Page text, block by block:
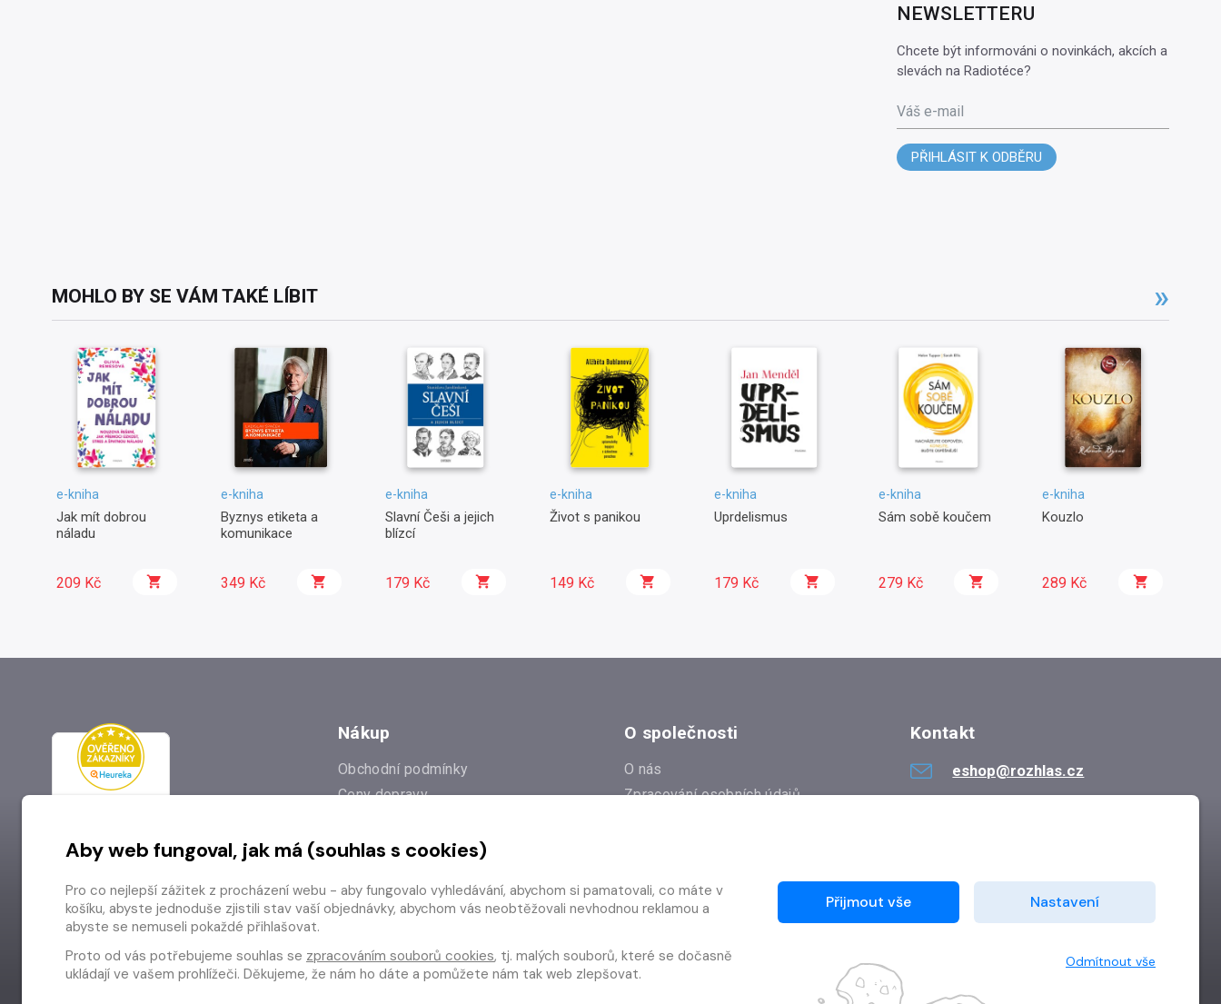
NEWSLETTERU
Chcete být informováni o novinkách, akcích a
slevách na Radiotéce?
Váš e-mail
PŘIHLÁSIT K ODBĚRU
MOHLO BY SE VÁM TAKÉ LÍBIT
e-kniha
Jak mít dobrou
náladu
209 Kč
e-kniha
Byznys etiketa a
komunikace
349 Kč
e-kniha
Slavní Češi a jejich
blízcí
179 Kč
e-kniha
Život s panikou
149 Kč
e-kniha
Uprdelismus
179 Kč
e-kniha
Sám sobě koučem
279 Kč
e-kniha
Kouzlo
289 Kč
Nákup
Obchodní podmínky
Ceny dopravy
Prodejna
Odstoupení od smlouvy
O společnosti
O nás
Zpracování osobních údajů
Kontakt
eshop@rozhlas.cz
Aby web fungoval, jak má (souhlas s cookies)
Pro co nejlepší zážitek z procházení webu - aby fungovalo vyhledávání, abychom si pamatovali, co máte v
košíku, abyste jednoduše zjistili stav vaší objednávky, abychom vás neobtěžovali nevhodnou reklamou a
abyste se nemuseli pokaždé přihlašovat.
Proto od vás potřebujeme souhlas se zpracováním souborů cookies, tj. malých souborů, které se dočasně
ukládají ve vašem prohlížeči. Děkujeme, že nám ho dáte a pomůžete nám tak web zlepšovat.
Přijmout vše Nastavení
Odmítnout vše